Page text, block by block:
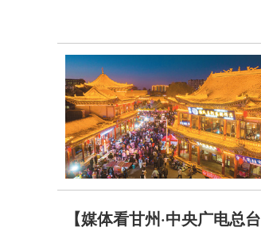
【媒体看甘州·中央广电